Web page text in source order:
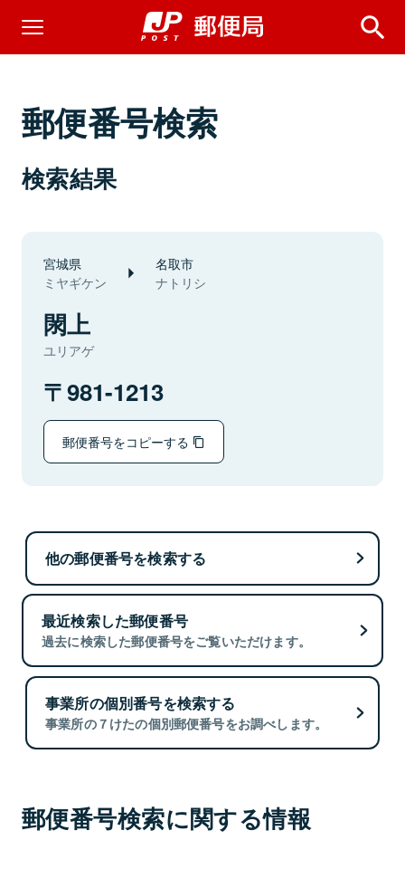
郵便番号検索
検索結果
宮城県
ミヤギケン
名取市
ナトリシ
閖上
ユリアゲ
981-1213
郵便番号をコピーする
他の郵便番号を検索する
最近検索した郵便番号
過去に検索した郵便番号をご覧いただけます。
事業所の個別番号を検索する
事業所の７けたの個別郵便番号をお調べします。
郵便番号検索に関する情報